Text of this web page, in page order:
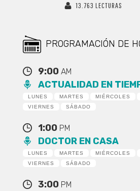
13.763 LECTURAS
PROGRAMACIÓN DE
9:00 AM
ACTUALIDAD EN
LUNES MARTES MIÉRCOLES
VIERNES
SÁBADO
1:00 PM
DOCTOR EN CASA
LUNES MARTES MIÉRCOLES
VIERNES
SÁBADO
3:00 PM